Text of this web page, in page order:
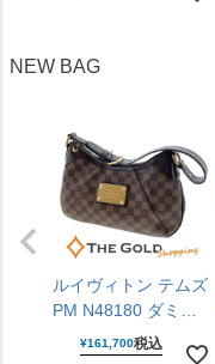
時計 メンズ ウォッ
NEW BAG
ルイヴィトン テムズ
PM N48180 ダミエ
キャンバス レザー
ブラウン 肩掛け ワ
¥161,700税込